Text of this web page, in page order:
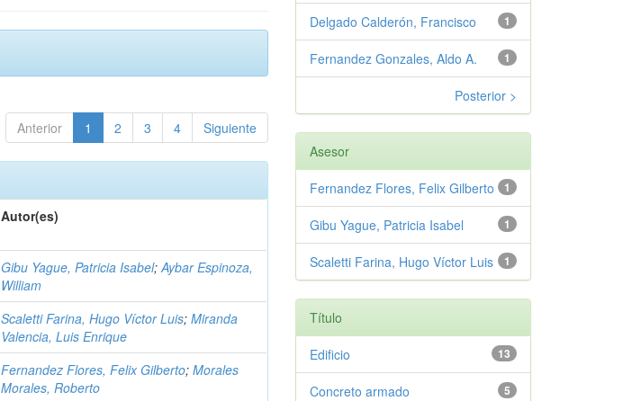
Anterior 1 2 3 4 Siguiente
Autor(es)
Gibu Yague, Patricia Isabel;Aybar Espinoza,
William
Scaletti Farina, Hugo Víctor Luis;Miranda
Valencia, Luis Enrique
Fernandez Flores, Felix Gilberto;Morales
Morales, Roberto
1
Delgado Calderón, Francisco
1
Fernandez Gonzales, Aldo A.
Posterior >
Asesor
1
Fernandez Flores, Felix Gilberto
1
Gibu Yague, Patricia Isabel
1
Scaletti Farina, Hugo Víctor Luis
Título
13
Edificio
5
Concreto armado